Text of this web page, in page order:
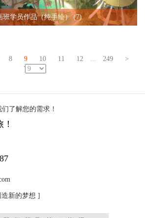
班学员作品（纯手绘） (7)
8 9 10 11 12 249 >
了解您的需求！
新的梦想 ]